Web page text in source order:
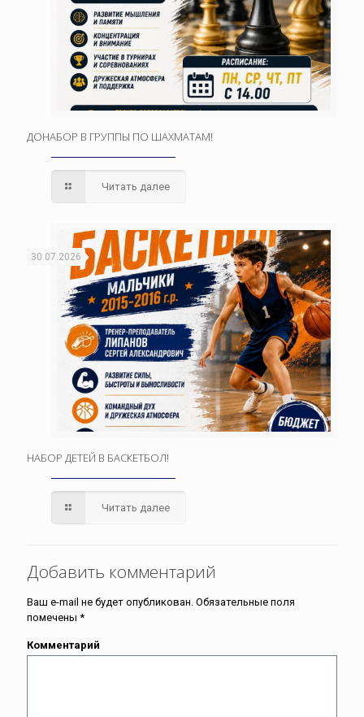
ДОНАБОР В ГРУППЫ ПО ШАХМАТАМ!
Читать далее
30.07.2026
НАБОР ДЕТЕЙ В БАСКЕТБОЛ!
Читать далее
Добавить комментарий
Ваш e-mail не будет опубликован. Обязательные поля
помечены *
Комментарий